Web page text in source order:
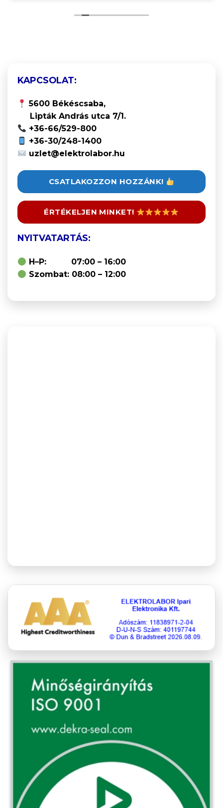
KAPCSOLAT:
5600 Békéscsaba,
Lipták András utca 7/1.
+36-66/529-800
+36-30/248-1400
uzlet@elektrolabor.hu
CSATLAKOZZON HOZZÁNK!
ÉRTÉKELJEN MINKET!
NYITVATARTÁS:
H–P: 07:00 – 16:00
Szombat: 08:00 – 12:00